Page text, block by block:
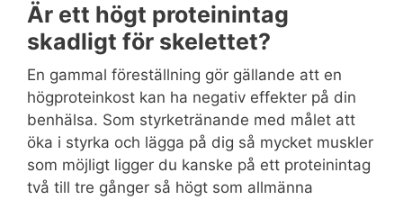
Är ett högt proteinintag
skadligt för skelettet?
En gammal föreställning gör gällande att en
högproteinkost kan ha negativ effekter på din
benhälsa. Som styrketränande med målet att
öka i styrka och lägga på dig så mycket muskler
som möjligt ligger du kanske på ett proteinintag
två till tre gånger så högt som allmänna